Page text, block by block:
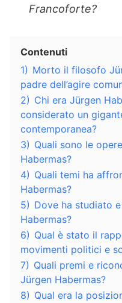
Francoforte?
Contenuti
1) Morto il filosofo
padre dell’agire
2) Chi era Jürgen
considerato un
contemporanea?
3) Quali sono le
Habermas?
4) Quali temi ha
Habermas?
5) Dove ha studiato
Habermas?
6) Qual è stato il
movimenti politici e
7) Quali premi e
Jürgen Habermas?
8) Qual era la